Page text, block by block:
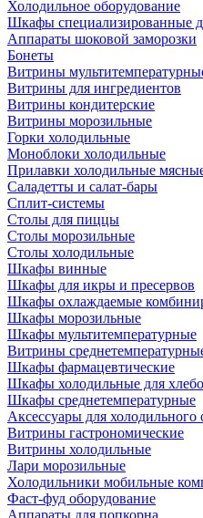
Холодильное оборудование
Шкафы специализированные
Аппараты шоковой заморозки
Бонеты
Витрины
Витрины для ингредиентов
Витрины кондитерские
Витрины морозильные
Горки холодильные
Моноблоки холодильные
Прилавки холодильные
Саладетты и салат-бары
Сплит-системы
Столы для пиццы
Столы морозильные
Столы холодильные
Шкафы винные
Шкафы для икры и пресервов
Шкафы охлаждаемые
Шкафы морозильные
Шкафы мультитемпературные
Витрины
Шкафы фармацевтические
Шкафы холодильные для
Шкафы среднетемпературные
Аксессуары для холодильного
Витрины гастрономические
Витрины холодильные
Лари морозильные
Холодильники мобильные
Фаст-фуд оборудование
Аппараты для попкорна